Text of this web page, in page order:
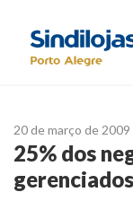
20 de março de 2009
25% dos